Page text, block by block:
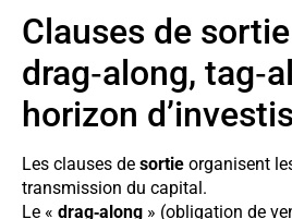
Clauses de
drag‑along,
horizon
Les clauses de sortie organisent
transmission du capital.
Le « drag‑along » (obligation de